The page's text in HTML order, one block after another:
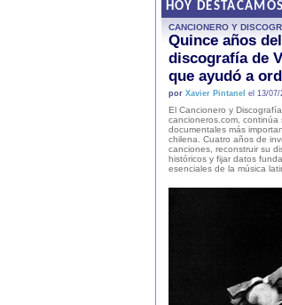
HOY DESTACAMOS
CANCIONERO Y
Quince años
discografía de
que ayudó a
por Xavier Pintanel el 13/07/
El Cancionero y
cancioneros.com,
documentales más
chilena. Cuatro años de
canciones, reconstruir su
históricos y fijar datos
esenciales de la música